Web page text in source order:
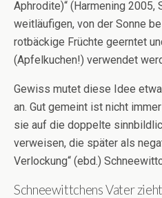
Aphrodite)“ (Harmening 2005,
weitläufigen, von der Sonne
rotbäckige Früchte geerntet
(Apfelkuchen!) verwendet
Gewiss mutet diese Idee
an. Gut gemeint ist nicht
sie auf die doppelte
verweisen, die später als
Verlockung“ (ebd.)
Schneewittchens Vater